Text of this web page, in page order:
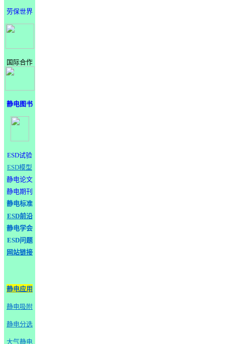
劳保世界
国际合作
静电图书
ESD试验
ESD模型
静电论文
静电期刊
静电标准
ESD前沿
静电学会
ESD问题
网站链接
静电应用
静电吸附
静电分选
大气静电